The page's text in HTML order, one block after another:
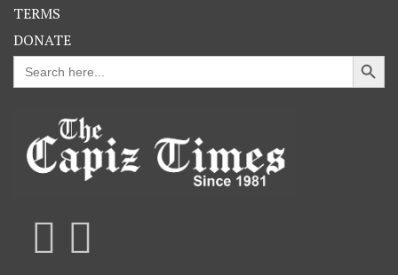
TERMS
DONATE
Search
for:
Search Button